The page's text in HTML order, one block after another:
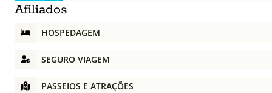
Afiliados
HOSPEDAGEM
SEGURO VIAGEM
PASSEIOS E ATRAÇÕES